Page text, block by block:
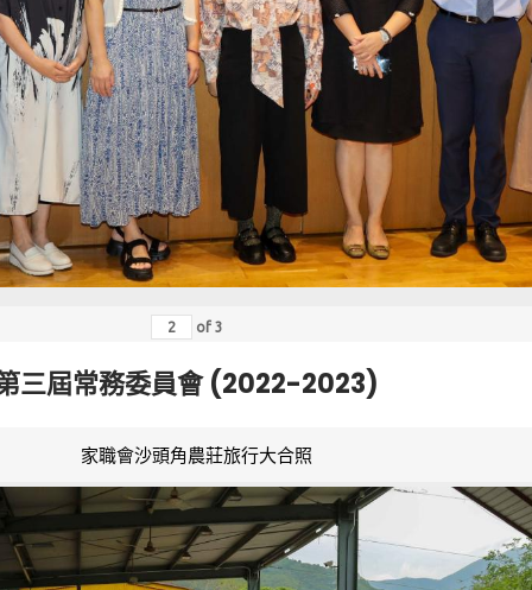
of 3
三屆常務委員會 (2022-2023)
家職會沙頭角農莊旅行大合照